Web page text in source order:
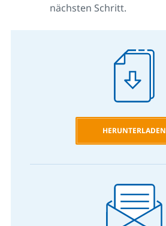
nächsten Schritt.
HERUNTERLADEN